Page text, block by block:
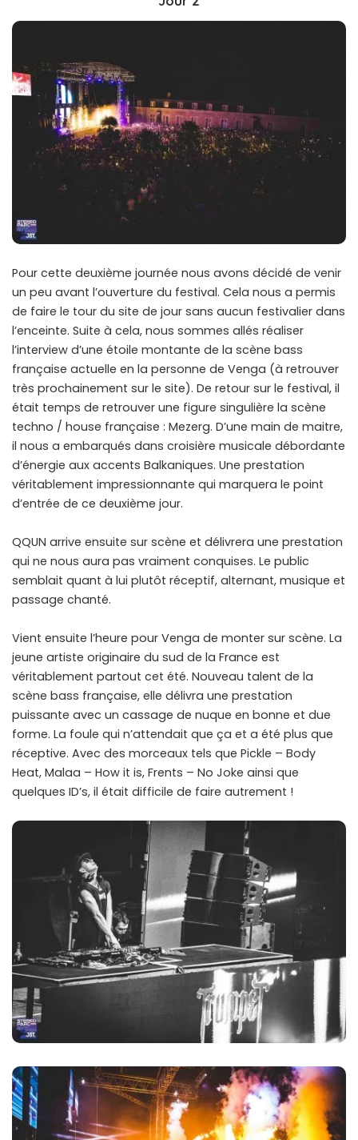
Pour cette deuxième journée nous avons décidé de venir
un peu avant l’ouverture du festival. Cela nous a permis
de faire le tour du site de jour sans aucun festivalier dans
l’enceinte. Suite à cela, nous sommes allés réaliser
l’interview d’une étoile montante de la scène bass
française actuelle en la personne de Venga (à retrouver
très prochainement sur le site). De retour sur le festival, il
était temps de retrouver une figure singulière la scène
techno / house française : Mezerg. D’une main de maitre,
il nous a embarqués dans croisière musicale débordante
d’énergie aux accents Balkaniques. Une prestation
véritablement impressionnante qui marquera le point
d’entrée de ce deuxième jour.
QQUN arrive ensuite sur scène et délivrera une prestation
qui ne nous aura pas vraiment conquises. Le public
semblait quant à lui plutôt réceptif, alternant, musique et
passage chanté.
Vient ensuite l’heure pour Venga de monter sur scène. La
jeune artiste originaire du sud de la France est
véritablement partout cet été. Nouveau talent de la
scène bass française, elle délivra une prestation
puissante avec un cassage de nuque en bonne et due
forme. La foule qui n’attendait que ça et a été plus que
réceptive. Avec des morceaux tels que Pickle – Body
Heat, Malaa – How it is, Frents – No Joke ainsi que
quelques ID’s, il était difficile de faire autrement !